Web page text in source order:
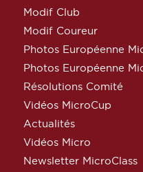
Modif Club
Modif Coureur
Photos Européenne
Photos Européenne
Résolutions Comité
Vidéos MicroCup
Actualités
Vidéos Micro
Newsletter MicroClass